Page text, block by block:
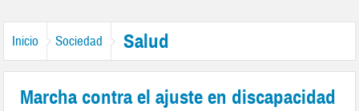
Inicio Sociedad Salud
Marcha contra el ajuste en discapacidad